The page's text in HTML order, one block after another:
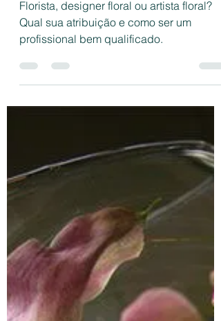
Floral Design Brasil
florista profissional bem
qualificado
Florista, designer floral ou artista floral?
Qual sua atribuição e como ser um
profissional bem qualificado.